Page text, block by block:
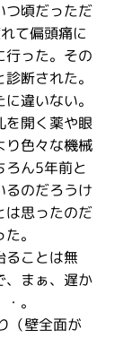
つ頃だっただ
て偏頭痛に
行った。その
断された。
違いない。
を開く薬や眼
り色々な機械
ろん5年前と
るのだろうけ
は思ったのだ
。
ることは無
、まぁ、遅か
。
（壁全面が